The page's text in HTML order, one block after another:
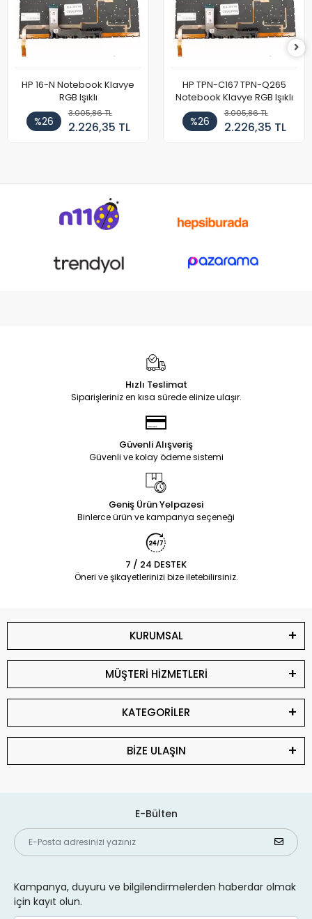
HP 16-N Notebook Klavye
RGB Işıklı
%26
3.005,86 TL
2.226,35 TL
HP TPN-C167 TPN-Q265
Notebook Klavye RGB Işıklı
%26
3.005,86 TL
2.226,35 TL
Hızlı Teslimat
Siparişleriniz en kısa sürede elinize ulaşır.
Güvenli Alışveriş
Güvenli ve kolay ödeme sistemi
Geniş Ürün Yelpazesi
Binlerce ürün ve kampanya seçeneği
7 / 24 DESTEK
Öneri ve şikayetlerinizi bize iletebilirsiniz.
KURUMSAL
MÜŞTERİ HİZMETLERİ
KATEGORİLER
BİZE ULAŞIN
E-Bülten
Kampanya, duyuru ve bilgilendirmelerden haberdar olmak
için kayıt olun.